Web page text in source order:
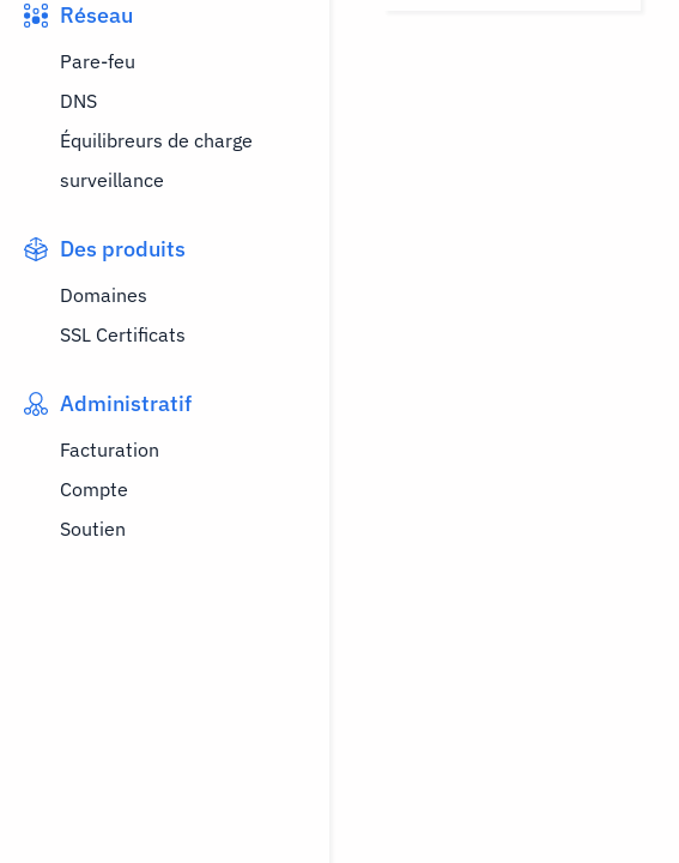
Réseau
Pare-feu
DNS
Équilibreurs de charge
surveillance
Des produits
Domaines
SSL Certificats
Administratif
Facturation
Compte
Soutien